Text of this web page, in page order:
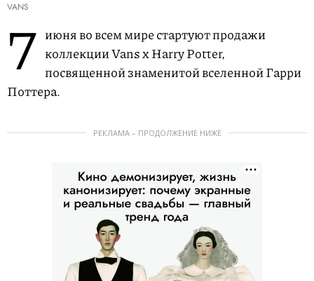
VANS
7 июня во всем мире стартуют продажи
коллекции Vans x Harry Potter,
посвященной знаменитой вселенной Гарри
Поттера.
РЕКЛАМА – ПРОДОЛЖЕНИЕ НИЖЕ